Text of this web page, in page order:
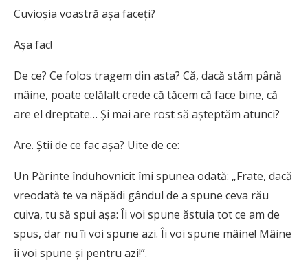
Cuvioşia voastră aşa faceţi?
Aşa fac!
De ce? Ce folos tragem din asta? Că, dacă stăm până
mâine, poate celălalt crede că tăcem că face bine, că
are el dreptate… Şi mai are rost să aşteptăm atunci?
Are. Ştii de ce fac aşa? Uite de ce:
Un Părinte înduhovnicit îmi spunea odată: „Frate, dacă
vreodată te va năpădi gândul de a spune ceva rău
cuiva, tu să spui aşa: Îi voi spune ăstuia tot ce am de
spus, dar nu îi voi spune azi. Îi voi spune mâine! Mâine
îi voi spune şi pentru azi!”.